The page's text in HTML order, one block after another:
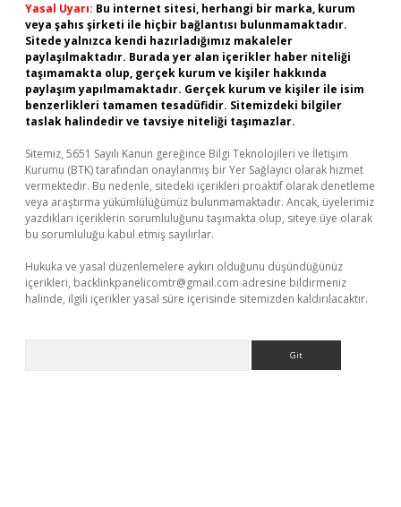
Yasal Uyarı: Bu internet sitesi, herhangi bir marka, kurum
veya şahıs şirketi ile hiçbir bağlantısı bulunmamaktadır.
Sitede yalnızca kendi hazırladığımız makaleler
paylaşılmaktadır. Burada yer alan içerikler haber niteliği
taşımamakta olup, gerçek kurum ve kişiler hakkında
paylaşım yapılmamaktadır. Gerçek kurum ve kişiler ile isim
benzerlikleri tamamen tesadüfidir. Sitemizdeki bilgiler
taslak halindedir ve tavsiye niteliği taşımazlar.
Sitemiz, 5651 Sayılı Kanun gereğince Bilgi Teknolojileri ve İletişim
Kurumu (BTK) tarafından onaylanmış bir Yer Sağlayıcı olarak hizmet
vermektedir. Bu nedenle, sitedeki içerikleri proaktif olarak denetleme
veya araştırma yükümlülüğümüz bulunmamaktadır. Ancak, üyelerimiz
yazdıkları içeriklerin sorumluluğunu taşımakta olup, siteye üye olarak
bu sorumluluğu kabul etmiş sayılırlar.
Hukuka ve yasal düzenlemelere aykırı olduğunu düşündüğünüz
içerikleri, backlinkpanelicomtr@gmail.com adresine bildirmeniz
halinde, ilgili içerikler yasal süre içerisinde sitemizden kaldırılacaktır.